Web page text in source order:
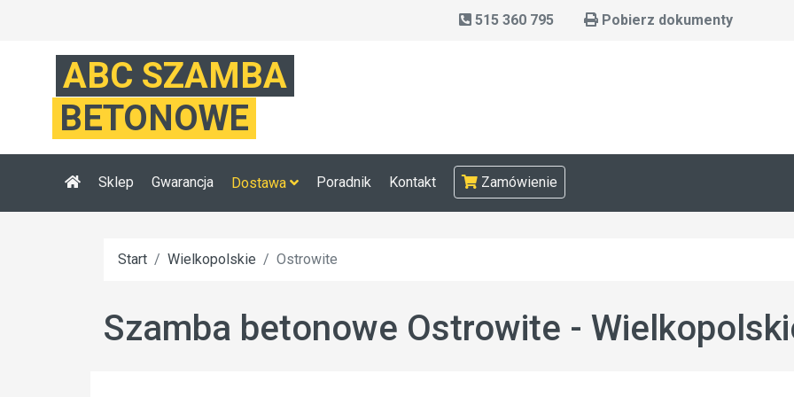
515 360 795 Pobierz dokumenty
ABC SZAMBA
BETONOWE
Sklep Gwarancja Dostawa Poradnik Kontakt Zamówienie
Start Wielkopolskie Ostrowite
Szamba betonowe Ostrowite -